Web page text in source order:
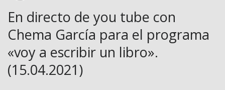
En directo de you tube con
Chema García para el programa
«voy a escribir un libro».
(15.04.2021)